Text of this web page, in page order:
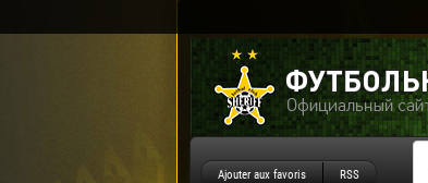
Ajouter aux favoris RSS